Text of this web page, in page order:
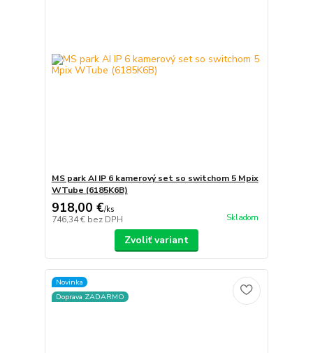
MS park AI IP 6 kamerový set so switchom 5 Mpix
WTube (6185K6B)
918,00 €/ks
746,34 € bez DPH Skladom
Zvoliť variant
Novinka
Doprava ZADARMO